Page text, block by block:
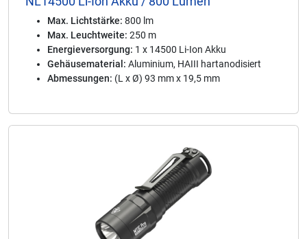
Max. Lichtstärke: 800 lm
Max. Leuchtweite: 250 m
Energieversorgung: 1 x 14500 Li-Ion Akku
Gehäusematerial: Aluminium, HAIII hartanodisiert
Abmessungen: (L x Ø) 93 mm x 19,5 mm